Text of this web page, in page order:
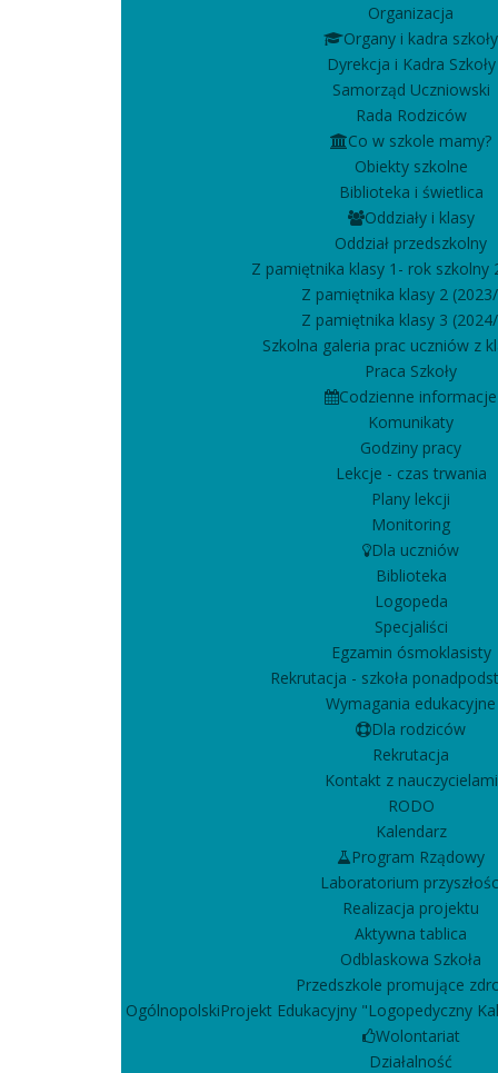
Organizacja
Organy i kadra szkoły
Dyrekcja i Kadra Szkoły
Samorząd Uczniowski
Rada Rodziców
Co w szkole mamy?
Obiekty szkolne
Biblioteka i świetlica
Oddziały i klasy
Oddział przedszkolny
Z pamiętnika klasy 1- rok szkolny
Z pamiętnika klasy 2
Z pamiętnika klasy 3
Szkolna galeria prac uczniów z
Praca Szkoły
Codzienne informacje
Komunikaty
Godziny pracy
Lekcje - czas trwania
Plany lekcji
Monitoring
Dla uczniów
Biblioteka
Logopeda
Specjaliści
Egzamin ósmoklasisty
Rekrutacja - szkoła
Wymagania edukacyjne
Dla rodziców
Rekrutacja
Kontakt z nauczycielami
RODO
Kalendarz
Program Rządowy
Laboratorium
Realizacja projektu
Aktywna tablica
Odblaskowa Szkoła
Przedszkole promujące
OgólnopolskiProjekt Edukacyjny "Logopedyczny
Wolontariat
Działalność